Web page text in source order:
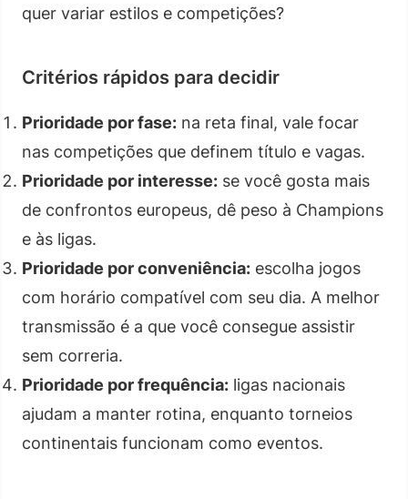
quer variar estilos e competições?
Critérios rápidos para decidir
Prioridade por fase: na reta final, vale focar
nas competições que definem título e vagas.
Prioridade por interesse: se você gosta mais
de confrontos europeus, dê peso à Champions
e às ligas.
Prioridade por conveniência: escolha jogos
com horário compatível com seu dia. A melhor
transmissão é a que você consegue assistir
sem correria.
Prioridade por frequência: ligas nacionais
ajudam a manter rotina, enquanto torneios
continentais funcionam como eventos.